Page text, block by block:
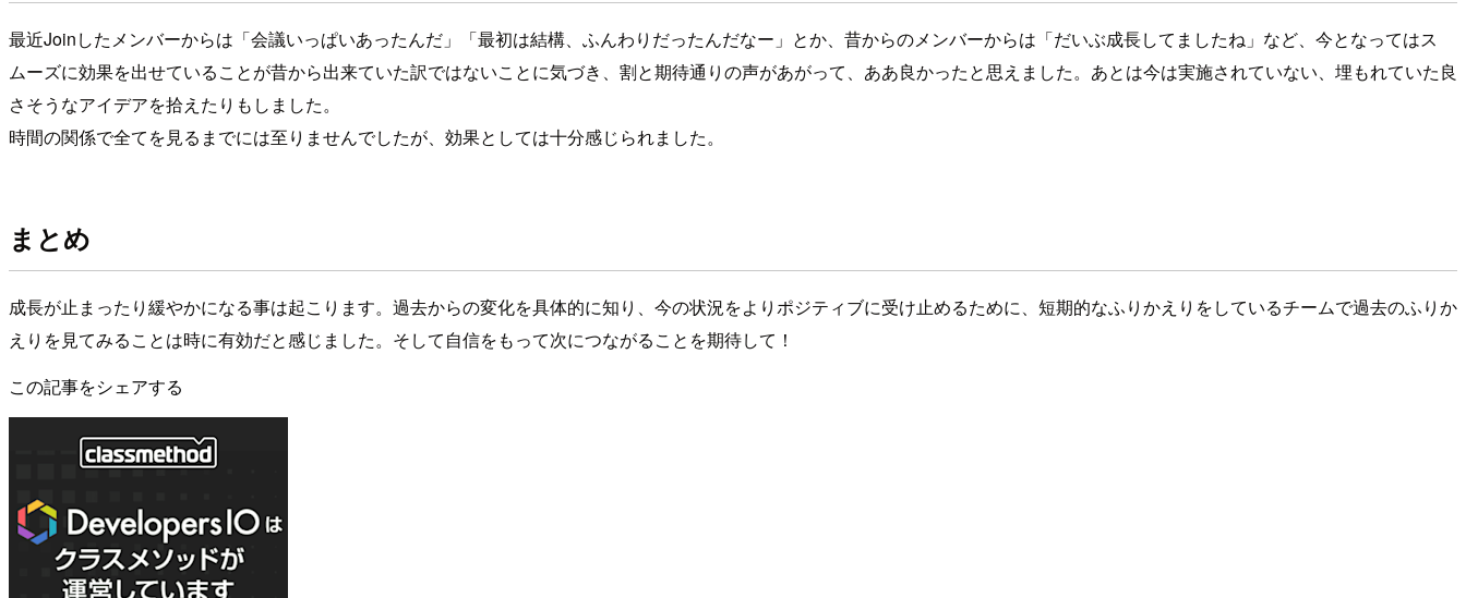
最近Joinしたメンバーからは「会議いっぱいあったんだ」「最初は結構、ふんわりだったんだなー」とか、昔からのメンバーからは「だいぶ成長してましたね」など、今となってはス
ムーズに効果を出せていることが昔から出来ていた訳ではないことに気づき、割と期待通りの声があがって、ああ良かったと思えました。あとは今は実施されていない、埋もれていた良
さそうなアイデアを拾えたりもしました。
時間の関係で全てを見るまでには至りませんでしたが、効果としては十分感じられました。
まとめ
成長が止まったり緩やかになる事は起こります。過去からの変化を具体的に知り、今の状況をよりポジティブに受け止めるために、短期的なふりかえりをしているチームで過去のふりか
えりを見てみることは時に有効だと感じました。そして自信をもって次につながることを期待して！
この記事をシェアする